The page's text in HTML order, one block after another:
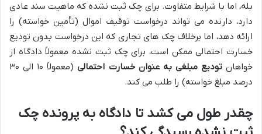
بله، اما با شرایط متفاوت. برای چک ثبت نشده که ماهیت سند عادی
دارد، دارنده می تواند درخواست توقیف اموال (تأمین خواسته) را
ارائه دهد، اما برخلاف چک های تجاری که این درخواست بدون تودیع
خسارت احتمالی ممکن است، برای چک ثبت نشده معمولاً دادگاه از
خواهانتودیع مبلغی به عنوان خسارت احتمالی
(معمولاً ۱۰ الی ۳۰
درصد مبلغ خواسته) را طلب می کند.
چقدر طول می کشد تا دادگاه به پرونده چک